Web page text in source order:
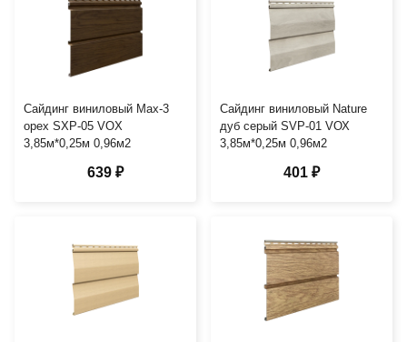
Сайдинг виниловый Мах-3
орех SXP-05 VOX
3,85м*0,25м 0,96м2
639 ₽
Сайдинг виниловый Nature
дуб серый SVP-01 VОХ
3,85м*0,25м 0,96м2
401 ₽